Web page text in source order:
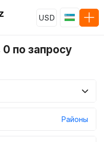
USD
по запросу
Районы